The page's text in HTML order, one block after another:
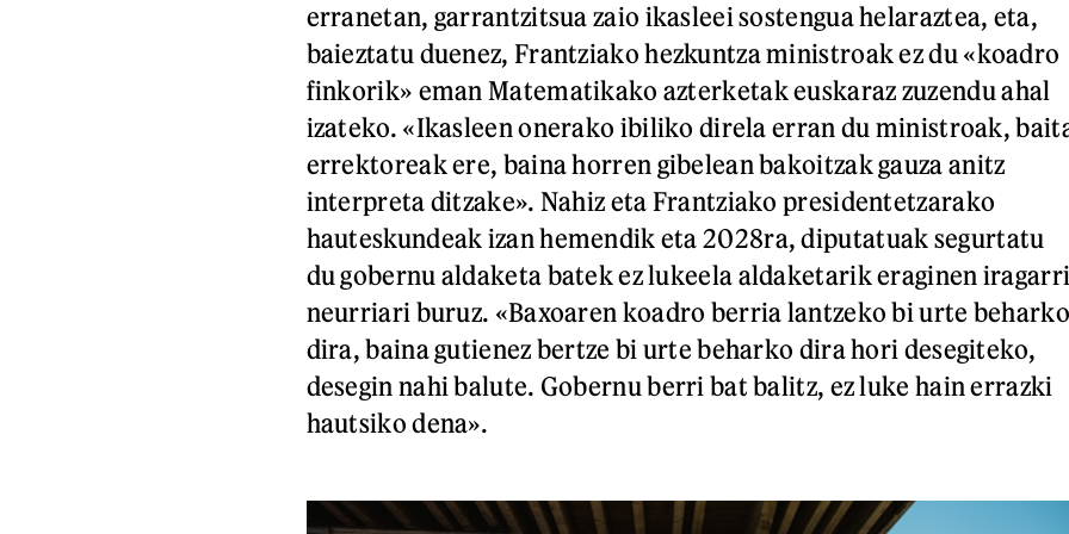
erranetan, garrantzitsua zaio ikasleei sostengua helaraztea, eta,
baieztatu duenez, Frantziako hezkuntza ministroak ez du «koadro
finkorik» eman Matematikako azterketak euskaraz zuzendu ahal
izateko. «Ikasleen onerako ibiliko direla erran du ministroak,
errektoreak ere, baina horren gibelean bakoitzak gauza anitz
interpreta ditzake». Nahiz eta Frantziako presidentetzarako
hauteskundeak izan hemendik eta 2028ra, diputatuak segurtatu
du gobernu aldaketa batek ez lukeela aldaketarik eraginen iragarri
neurriari buruz. «Baxoaren koadro berria lantzeko bi urte beharko
dira, baina gutienez bertze bi urte beharko dira hori desegiteko,
desegin nahi balute. Gobernu berri bat balitz, ez luke hain errazki
hautsiko dena».